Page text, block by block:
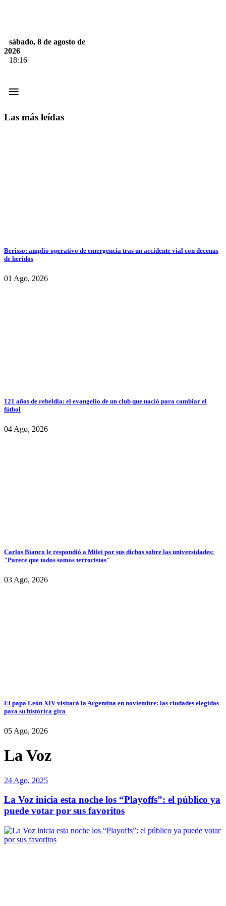
sábado, 8 de agosto de
2026
18:16
≡
Las más leídas
Berisso: amplio operativo de emergencia tras un accidente vial con decenas
de heridos
01 Ago, 2026
121 años de rebeldía: el evangelio de un club que nació para cambiar el
fútbol
04 Ago, 2026
Carlos Bianco le respondió a Milei por sus dichos sobre las universidades:
"Parece que todos somos terroristas"
03 Ago, 2026
El papa León XIV visitará la Argentina en noviembre: las ciudades elegidas
para su histórica gira
05 Ago, 2026
La Voz
24 Ago, 2025
La Voz inicia esta noche los “Playoffs”: el público ya
puede votar por sus favoritos